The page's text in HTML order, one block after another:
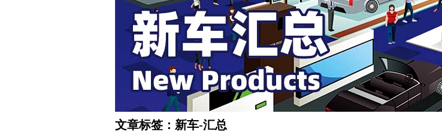
文章标签： 新车-汇总